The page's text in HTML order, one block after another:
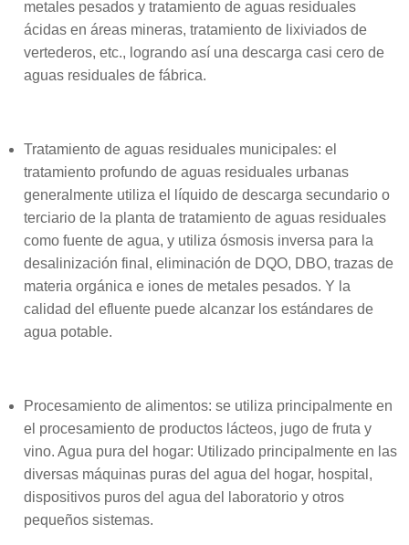
metales pesados y tratamiento de aguas residuales
ácidas en áreas mineras, tratamiento de lixiviados de
vertederos, etc., logrando así una descarga casi cero de
aguas residuales de fábrica.
Tratamiento de aguas residuales municipales: el
tratamiento profundo de aguas residuales urbanas
generalmente utiliza el líquido de descarga secundario o
terciario de la planta de tratamiento de aguas residuales
como fuente de agua, y utiliza ósmosis inversa para la
desalinización final, eliminación de DQO, DBO, trazas de
materia orgánica e iones de metales pesados. Y la
calidad del efluente puede alcanzar los estándares de
agua potable.
Procesamiento de alimentos: se utiliza principalmente en
el procesamiento de productos lácteos, jugo de fruta y
vino. Agua pura del hogar: Utilizado principalmente en las
diversas máquinas puras del agua del hogar, hospital,
dispositivos puros del agua del laboratorio y otros
pequeños sistemas.